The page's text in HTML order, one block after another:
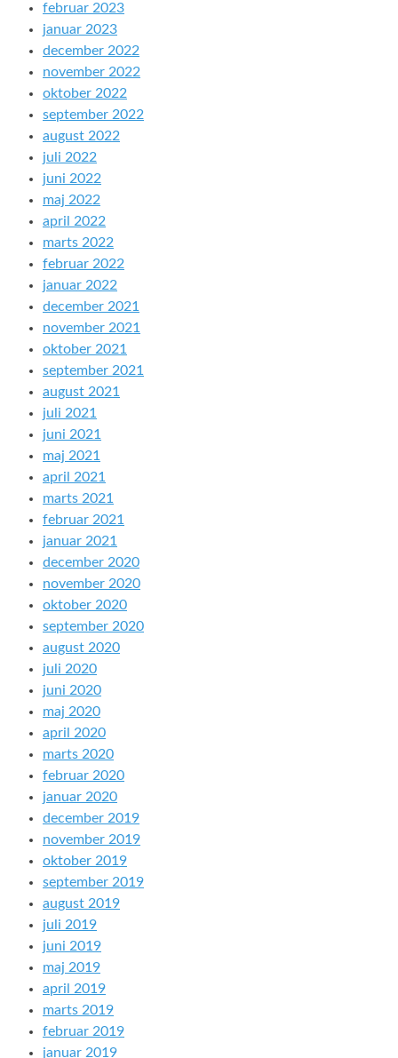
februar 2023
januar 2023
december 2022
november 2022
oktober 2022
september 2022
august 2022
juli 2022
juni 2022
maj 2022
april 2022
marts 2022
februar 2022
januar 2022
december 2021
november 2021
oktober 2021
september 2021
august 2021
juli 2021
juni 2021
maj 2021
april 2021
marts 2021
februar 2021
januar 2021
december 2020
november 2020
oktober 2020
september 2020
august 2020
juli 2020
juni 2020
maj 2020
april 2020
marts 2020
februar 2020
januar 2020
december 2019
november 2019
oktober 2019
september 2019
august 2019
juli 2019
juni 2019
maj 2019
april 2019
marts 2019
februar 2019
januar 2019